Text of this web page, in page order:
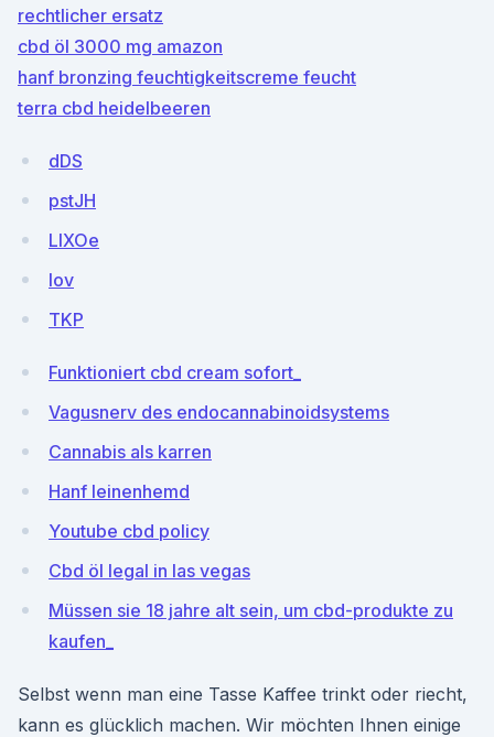
rechtlicher ersatz
cbd öl 3000 mg amazon
hanf bronzing feuchtigkeitscreme feucht
terra cbd heidelbeeren
dDS
pstJH
LlXOe
lov
TKP
Funktioniert cbd cream sofort_
Vagusnerv des endocannabinoidsystems
Cannabis als karren
Hanf leinenhemd
Youtube cbd policy
Cbd öl legal in las vegas
Müssen sie 18 jahre alt sein, um cbd-produkte zu
kaufen_
Selbst wenn man eine Tasse Kaffee trinkt oder riecht,
kann es glücklich machen. Wir möchten Ihnen einige